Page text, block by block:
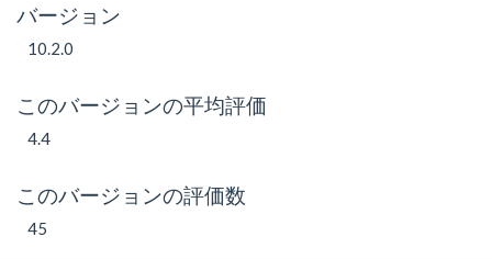
バージョン
10.2.0
このバージョンの平均評価
4.4
このバージョンの評価数
45